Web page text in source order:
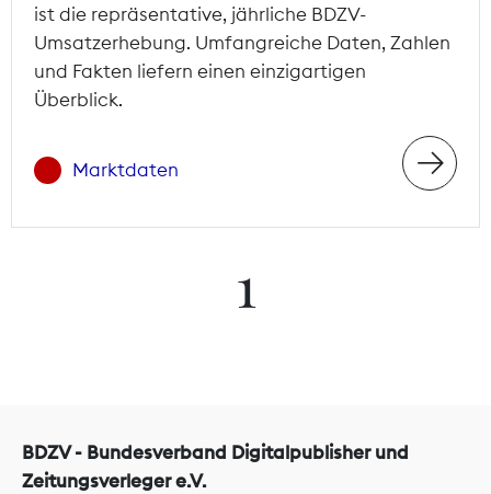
ist die repräsentative, jährliche BDZV-
Umsatzerhebung. Umfangreiche Daten, Zahlen
und Fakten liefern einen einzigartigen
Überblick.
Marktdaten
1
BDZV - Bundesverband Digitalpublisher und
Zeitungsverleger e.V.